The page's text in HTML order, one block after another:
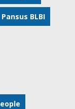
Pansus BLBI